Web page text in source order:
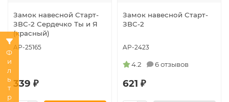
Фильтр
Замок навесной Старт-
ЗВС-2 Сердечко Ты и Я
(красный)
AP-25165
339 ₽
Замок навесной Старт-
ЗВС-2
AP-2423
4.2 6 отзывов
621 ₽